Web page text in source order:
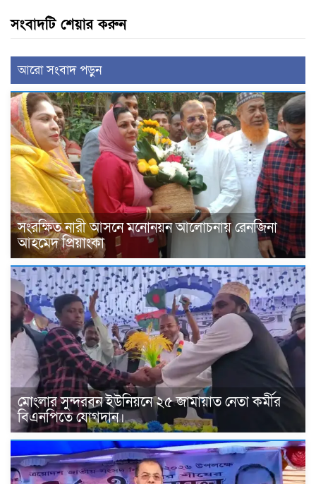
সংবাদটি শেয়ার করুন
আরো সংবাদ পড়ুন
সংরক্ষিত নারী আসনে মনোনয়ন আলোচনায় রেনজিনা
আহমেদ প্রিয়াংকা
মোংলার সুন্দরবন ইউনিয়নে ২৫ জামায়াত নেতা কর্মীর
বিএনপিতে যোগদান।